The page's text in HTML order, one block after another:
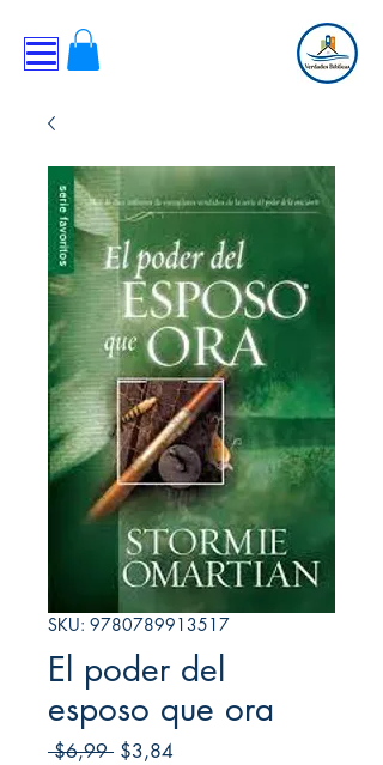
SKU: 9780789913517
El poder del
esposo que ora
$6,99 Precio
$3,84Precio